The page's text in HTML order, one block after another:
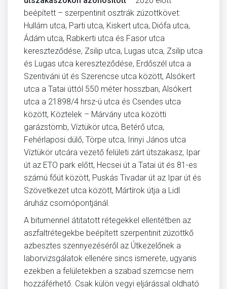
beépített – szerpentinit osztrák zúzottkövet:
Hullám utca, Parti utca, Kiskert utca, Diófa utca,
Ádám utca, Rabkerti utca és Fasor utca
kereszteződése, Zsilip utca, Lugas utca, Zsilip utca
és Lugas utca kereszteződése, Erdőszél utca a
Szentiváni út és Szerencse utca között, Alsókert
utca a Tatai úttól 550 méter hosszban, Alsókert
utca a 21898/4 hrsz-ú utca és Csendes utca
között, Köztelek – Márvány utca közötti
garázstömb, Víztükör utca, Betérő utca,
Fehérlaposi dülő, Törpe utca, Irinyi János utca
Víztükör utcára vezető felületi zárt útszakasz, Ipar
út az ETO park előtt, Hecsei út a Tatai út és 81-es
számú főút között, Puskás Tivadar út az Ipar út és
Szövetkezet utca között, Mártírok útja a Lidl
áruház csomópontjánál.
A bitumennel átitatott rétegekkel ellentétben az
aszfaltrétegekbe beépített szerpentinit zúzottkő
azbesztes szennyezéséről az Útkezelőnek a
laborvizsgálatok ellenére sincs ismerete, ugyanis
ezekben a felületekben a szabad szemcse nem
hozzáférhető. Csak külön vegyi eljárással oldható